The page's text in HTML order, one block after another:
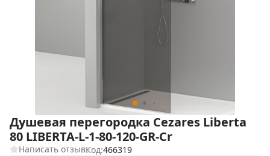
Душевая перегородка Cezares Liberta
80 LIBERTA-L-1-80-120-GR-Cr
Написать отзывКод:466319